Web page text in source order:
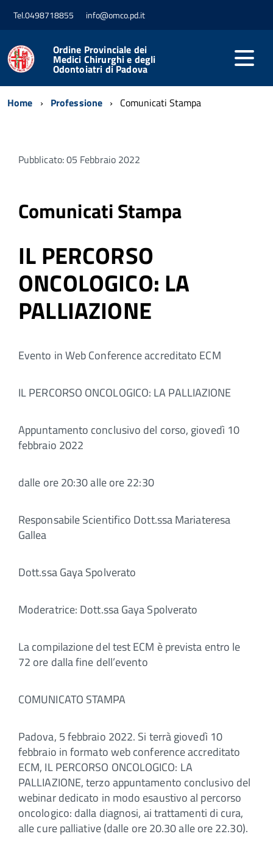
Tel.0498718855 info@omco.pd.it
Ordine Provinciale dei
Medici Chirurghi e degli
Odontoiatri di Padova
Home Professione Comunicati Stampa
Pubblicato: 05 Febbraio 2022
Comunicati Stampa
IL PERCORSO
ONCOLOGICO: LA
PALLIAZIONE
Evento in Web Conference accreditato ECM
IL PERCORSO ONCOLOGICO: LA PALLIAZIONE
Appuntamento conclusivo del corso, giovedì 10
febbraio 2022
dalle ore 20:30 alle ore 22:30
Responsabile Scientifico Dott.ssa Mariateresa
Gallea
Dott.ssa Gaya Spolverato
Moderatrice: Dott.ssa Gaya Spolverato
La compilazione del test ECM è prevista entro le
72 ore dalla fine dell’evento
COMUNICATO STAMPA
Padova, 5 febbraio 2022. Si terrà giovedì 10
febbraio in formato web conference accreditato
ECM, IL PERCORSO ONCOLOGICO: LA
PALLIAZIONE, terzo appuntamento conclusivo del
webinar dedicato in modo esaustivo al percorso
oncologico: dalla diagnosi, ai trattamenti di cura,
alle cure palliative (dalle ore 20.30 alle ore 22.30).